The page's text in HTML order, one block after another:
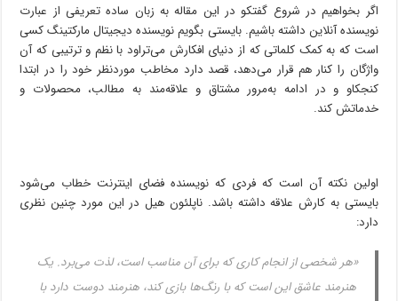
اگر بخواهیم در شروع گفتکو در این مقاله به زبان ساده تعریفی از عبارت
نویسنده آنلاین داشته باشیم. بایستی بگویم نویسنده دیجیتال مارکتینگ کسی
است که به کمک کلماتی که از دنیای افکارش می‌تراود با نظم و ترتیبی که آن
واژگان را کنار هم قرار می‌دهد، قصد دارد مخاطب موردنظر خود را در ابتدا
کنجکاو و در ادامه به‌مرور مشتاق و علاقه‌مند به مطالب، محصولات و
خدماتش کند.
اولین نکته آن است که فردی که نویسنده فضای اینترنت خطاب می‌شود
بایستی به کارش علاقه داشته باشد. ناپلئون هیل در این مورد چنین نظری
دارد:
«هر شخصی از انجام کاری که برای آن مناسب است، لذت می‌برد. یک
هنرمند عاشق این است که با رنگ‌ها بازی کند، هنرمند دوست دارد با